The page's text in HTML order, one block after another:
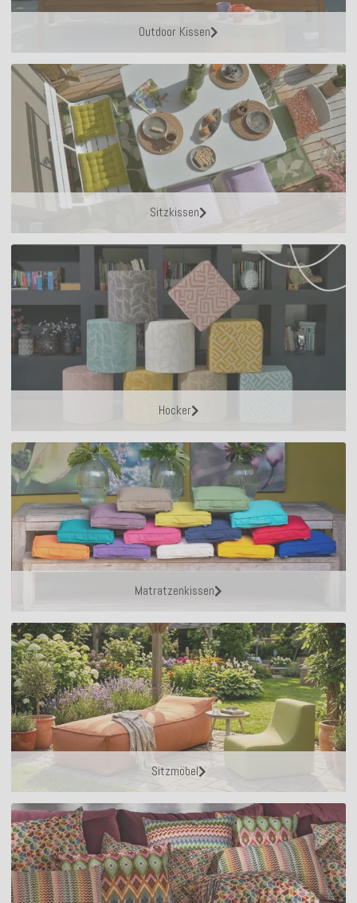
Outdoor Kissen
Sitzkissen
Hocker
Matratzenkissen
Sitzmöbel